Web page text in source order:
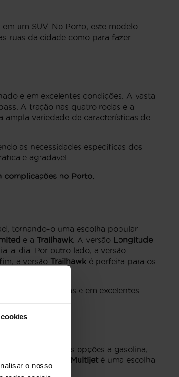
o nosso
um SUV. No Porto, este modelo
ruas da cidade como para fazer
e em excelentes condições. A vasta
A tração nas quatro rodas e a
ampla variedade de características de
as necessidades específicas dos
e agradável.
complicações no Porto.
tornando-o uma escolha popular
e a Trailhawk . A versão Longitude
a-dia. Por outro lado, a versão
a versão Trailhawk é perfeita para os
inspecionadas e em excelentes
no Porto. Entre as opções a gasolina,
2.0 Multijet é uma escolha